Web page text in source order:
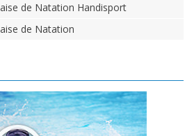
de Natation Handisport
de Natation